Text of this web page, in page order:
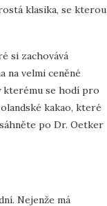
klasika, se kterou
si zachovává
na velmi ceněné
kterému se hodí pro
kakao, které
po Dr. Oetker
Nejenže má